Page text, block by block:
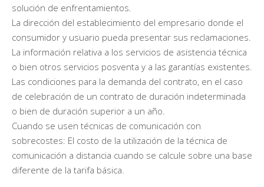
solución de enfrentamientos.
La dirección del establecimiento del empresario donde el
consumidor y usuario pueda presentar sus reclamaciones.
La información relativa a los servicios de asistencia técnica
o bien otros servicios posventa y a las garantías existentes.
Las condiciones para la demanda del contrato, en el caso
de celebración de un contrato de duración indeterminada
o bien de duración superior a un año.
Cuando se usen técnicas de comunicación con
sobrecostes: El costo de la utilización de la técnica de
comunicación a distancia cuando se calcule sobre una base
diferente de la tarifa básica.